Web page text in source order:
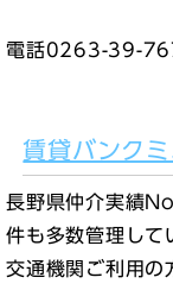
電話0263-39-
賃貸バンク
長野県仲介実績
件も多数管理して
交通機関ご利用の